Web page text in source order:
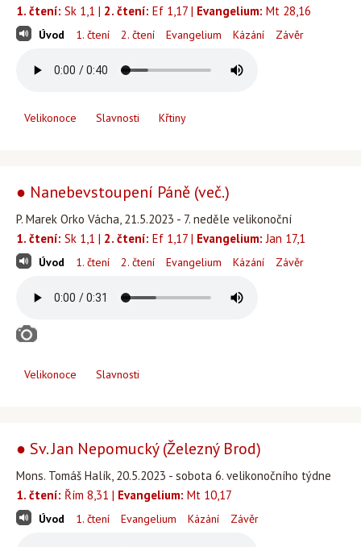
1. čtení: Sk 1,1 | 2. čtení: Ef 1,17 | Evangelium: Mt 28,16
Úvod 1. čtení 2. čtení Evangelium Kázání Závěr
Velikonoce Slavnosti Křtiny
● Nanebevstoupení Páně (več.)
P. Marek Orko Vácha, 21.5.2023 - 7. neděle velikonoční
1. čtení: Sk 1,1 | 2. čtení: Ef 1,17 | Evangelium: Jan 17,1
Úvod 1. čtení 2. čtení Evangelium Kázání Závěr
Velikonoce Slavnosti
● Sv. Jan Nepomucký (Železný Brod)
Mons. Tomáš Halík, 20.5.2023 - sobota 6. velikonočního týdne
1. čtení: Řím 8,31 | Evangelium: Mt 10,17
Úvod 1. čtení Evangelium Kázání Závěr